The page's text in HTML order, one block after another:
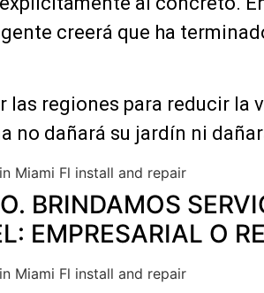
creerá que ha
regiones para reducir la
no dañará su jardín ni
BRINDAMOS
EMPRESARIAL O